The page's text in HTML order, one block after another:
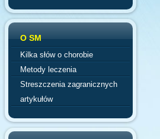
O SM
Kilka słów o chorobie
Metody leczenia
Streszczenia zagranicznych
artykułów